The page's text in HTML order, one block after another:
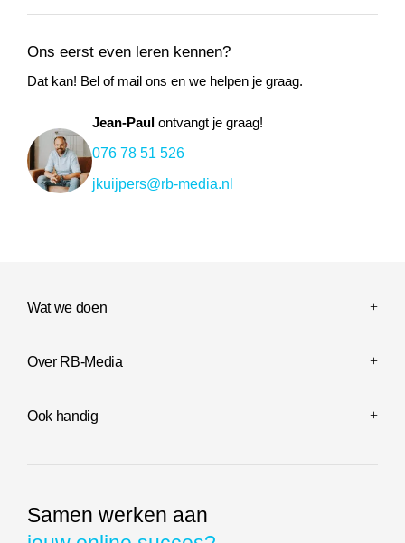
Ons eerst even leren kennen?
Dat kan! Bel of mail ons en we helpen je graag.
Jean-Paul ontvangt je graag!
076 78 51 526
jkuijpers@rb-media.nl
Samen werken aan
Wat we doen
Over RB-Media
Ook handig